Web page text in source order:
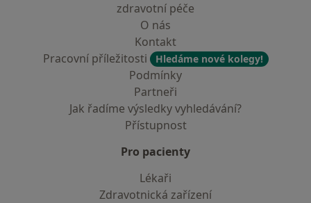
zdravotní péče
O nás
Kontakt
Pracovní příležitosti
Hledáme nové kolegy!
Podmínky
Partneři
Jak řadíme výsledky vyhledávání?
Přístupnost
Pro pacienty
Lékaři
Zdravotnická zařízení